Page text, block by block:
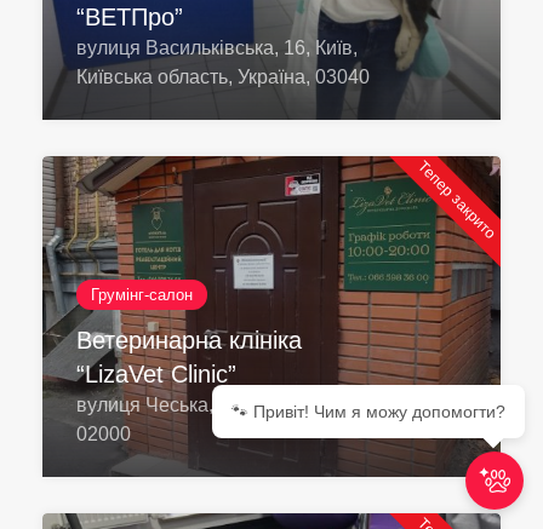
“ВЕТПро”
вулиця Васильківська, 16, Київ,
Київська область, Україна, 03040
Тепер закрито
Грумінг-салон
Ветеринарна клініка
“LizaVet Clinic”
вулиця Чеська, 9, Київ, Україна,
02000
🐾 Привіт! Чим я можу допомогти?